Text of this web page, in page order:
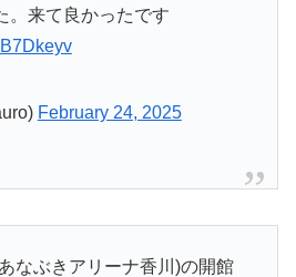
。来て良かったです
February 24, 2025
なぶきアリーナ香川)の開館